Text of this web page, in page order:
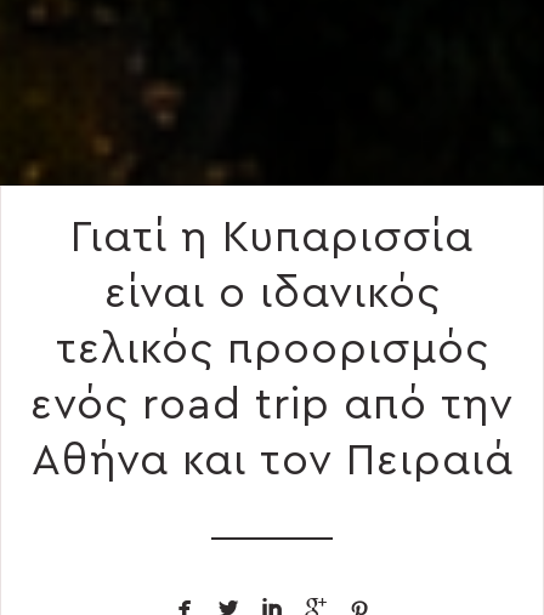
Γιατί η Κυπαρισσία
είναι ο ιδανικός
τελικός προορισμός
ενός road trip από την
Αθήνα και τον Πειραιά